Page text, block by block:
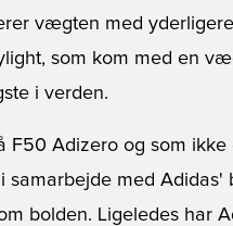
vægten med
som kom med en
i verden.
F50 Adizero og som
samarbejde med
bolden. Ligeledes har